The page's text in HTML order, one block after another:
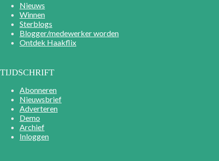
Nieuws
Winnen
Sterblogs
Blogger/medewerker worden
Ontdek Haakflix
TIJDSCHRIFT
Abonneren
Nieuwsbrief
Adverteren
Demo
Archief
Inloggen